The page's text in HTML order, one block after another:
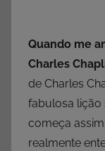
Quando me
Charles
de Charles
fabulosa lição
começa
realmente